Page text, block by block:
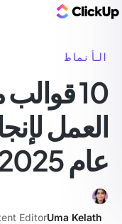
الأنماط
10
العمل
عام 2025
Uma Kelath
Editor